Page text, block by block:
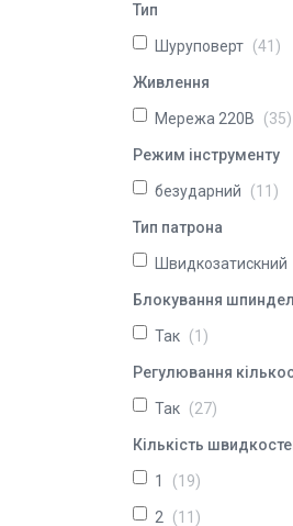
Тип
Шуруповерт 41
Живлення
Мережа 220В 35
Режим інструменту
безударний 11
Тип патрона
Швидкозатискний
Блокування
Так 1
Регулювання
Так 27
Кількість
1 19
2 11